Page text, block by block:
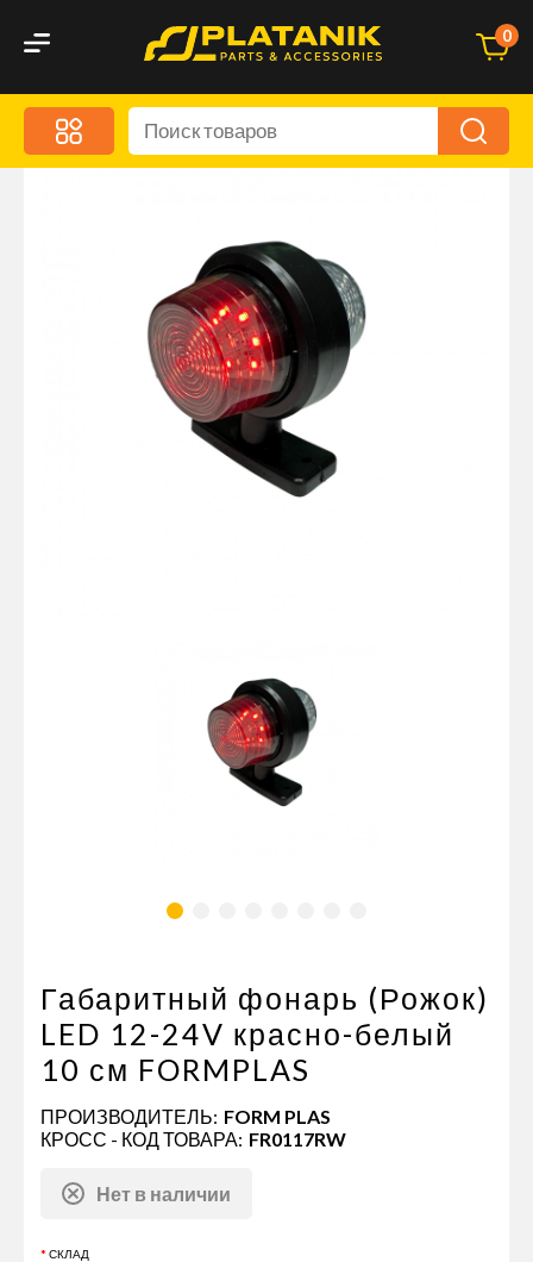
0
Меню
Акционные предложения
Автохимия и уход
Оптика и светотехника
Брызговики
Запчасти кузова и зеркала
Малый коммерческий транспорт
Маркировочные знаки и светоотражатели
Автономное отопление и
кондиционировани
Стяжные ремни и тросы
Габаритный фонарь (Рожок)
LED 12-24V красно-белый
10 см FORMPLAS
ПРОИЗВОДИТЕЛЬ: FORM PLAS
КРОСС - КОД ТОВАРА: FR0117RW
Нет в наличии
СКЛАД